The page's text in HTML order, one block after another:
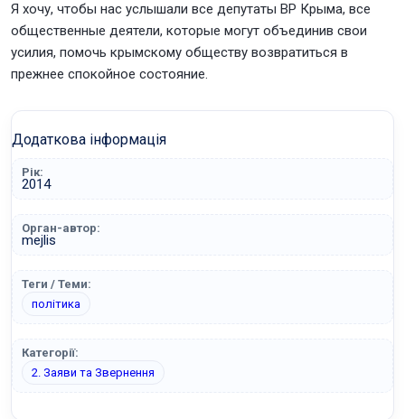
Я хочу, чтобы нас услышали все депутаты ВР Крыма, все
общественные деятели, которые могут объединив свои
усилия, помочь крымскому обществу возвратиться в
прежнее спокойное состояние.
Додаткова інформація
Рік:
2014
Орган-автор:
mejlis
Теги / Теми:
політика
Категорії:
2. Заяви та Звернення